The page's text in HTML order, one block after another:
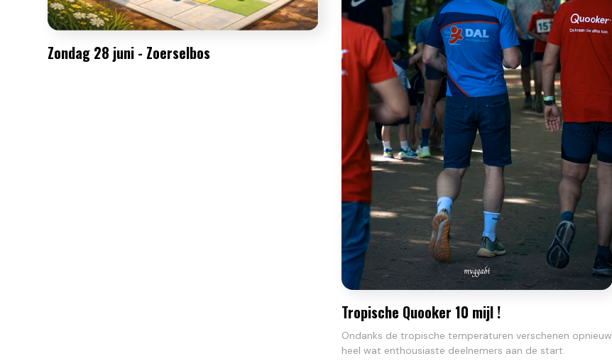
Zondag 28 juni - Zoerselbos
Tropische Quooker 10 mijl !
Ondanks de tropische temperaturen verschenen opnieuw
heel wat enthousiaste deelnemers aan de start.